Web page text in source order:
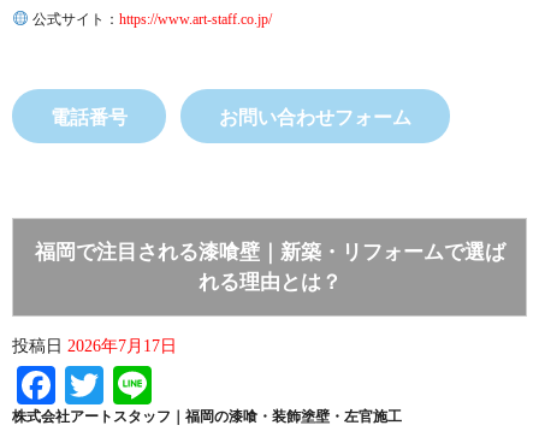
公式サイト： https://www.art-staff.co.jp/
電話番号 お問い合わせフォーム
福岡で注目される漆喰壁｜新築・リフォームで選ば
れる理由とは？
投稿日 2026年7月17日
Facebook
Twitter
株式会社アートスタッフ｜福岡の漆喰・装飾塗壁・左官施工